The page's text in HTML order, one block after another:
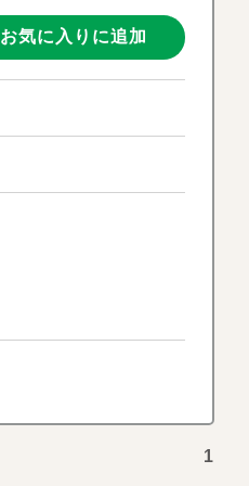
お気に入りに追加
1